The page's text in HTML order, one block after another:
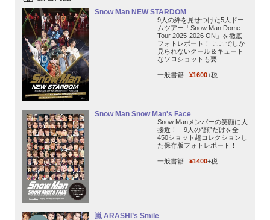
Snow Man NEW STARDOM
9人の絆を見せつけた5大ドー
ムツアー「Snow Man Dome
Tour 2025-2026 ON」を徹底
フォトレポート！ ここでしか
見られないクール＆キュート
なソロショットも要...
一般書籍 : ¥1600+税
Snow Man Snow Man's Face
Snow Manメンバーの笑顔に大
接近！ 9人の“顔”だけを全
450ショット超コレクションし
た保存版フォトレポート！
一般書籍 : ¥1400+税
嵐 ARASHI’s Smile